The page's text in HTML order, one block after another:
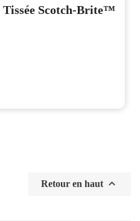
Tissée Scotch-Brite™
Retour en haut 